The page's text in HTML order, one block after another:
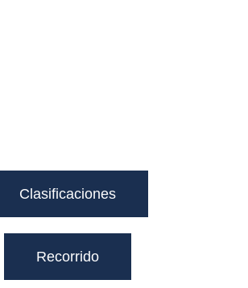
Clasificaciones
Recorrido